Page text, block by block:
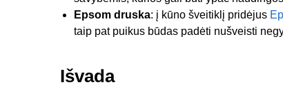
Epsom druska: į kūno šveitiklį pridėjus
taip pat puikus būdas padėti nušveisti
Išvada